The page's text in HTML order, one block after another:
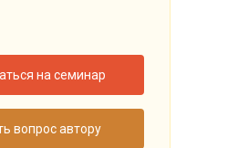
на семинар
вопрос автору